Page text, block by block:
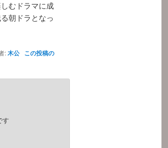
むドラマに成
朝ドラとなっ
:木公 この投稿の
す